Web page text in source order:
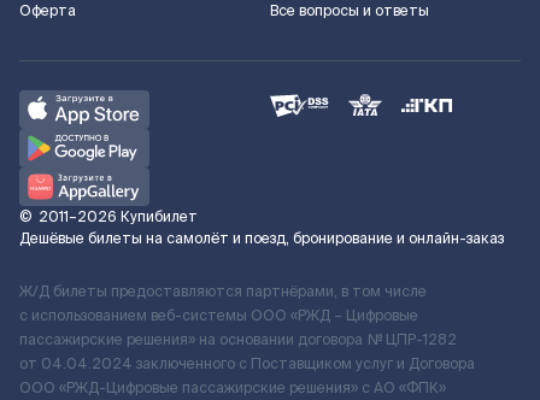
Оферта
Все вопросы и ответы
© 2011–2026 Купибилет
Дешёвые билеты на самолёт и поезд, бронирование и онлайн-заказ
Ж/Д билеты предоставляются партнёрами, в том числе
с использованием веб-системы ООО «РЖД – Цифровые
пассажирские решения» на основании договора № ЦПР-1282
от 04.04.2024 заключенного с Поставщиком услуг и Договора
ООО «РЖД-Цифровые пассажирские решения» c АО «ФПК»